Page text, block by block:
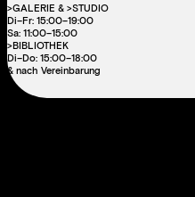
>GALERIE & >STUDIO
Di–Fr: 15:00–19:00
Sa: 11:00–15:00
>BIBLIOTHEK
Di–Do: 15:00–18:00
& nach Vereinbarung